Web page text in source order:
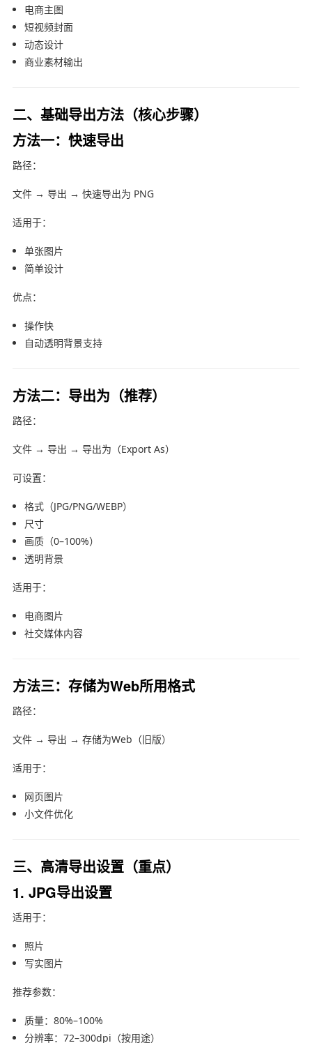
电商主图
短视频封面
动态设计
商业素材输出
二、基础导出方法（核心步骤）
方法一：快速导出
路径：
文件 → 导出 → 快速导出为 PNG
适用于：
单张图片
简单设计
优点：
操作快
自动透明背景支持
方法二：导出为（推荐）
路径：
文件 → 导出 → 导出为（Export As）
可设置：
格式（JPG/PNG/WEBP）
尺寸
画质（0–100%）
透明背景
适用于：
电商图片
社交媒体内容
方法三：存储为Web所用格式
路径：
文件 → 导出 → 存储为Web（旧版）
适用于：
网页图片
小文件优化
三、高清导出设置（重点）
1. JPG导出设置
适用于：
照片
写实图片
推荐参数：
质量：80%–100%
分辨率：72–300dpi（按用途）